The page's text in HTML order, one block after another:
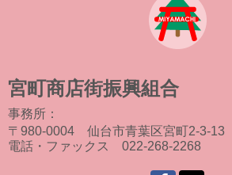
宮町商店街振興組合
事務所：
〒980-0004 仙台市青葉区宮町2-3-13
電話・ファックス 022-268-2268